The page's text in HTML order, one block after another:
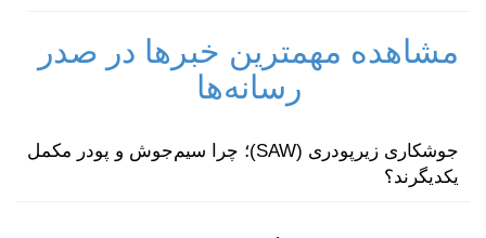
مشاهده مهمترین خبرها در صدر
رسانه‌ها
جوشکاری زیرپودری (SAW)؛ چرا سیم‌جوش و پودر مکمل
یکدیگرند؟